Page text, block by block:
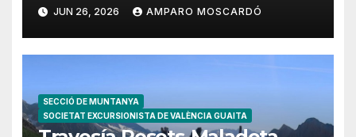
JUN 26, 2026 AMPARO MOSCARDÓ
SECCIÓ DE MUNTANYA
SOCIETAT EXCURSIONISTA DE VALÈNCIA GUAITA